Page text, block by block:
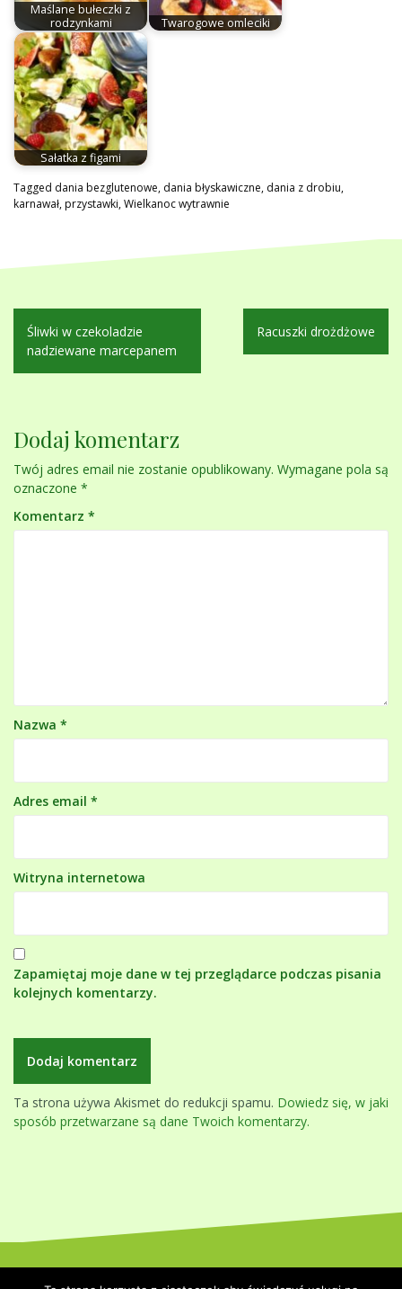
Maślane bułeczki z
rodzynkami
Twarogowe omleciki
Sałatka z figami
Tagged dania bezglutenowe, dania błyskawiczne, dania z drobiu,
karnawał,przystawki,Wielkanoc wytrawnie
Nawigacja
wpisu
Śliwki w czekoladzie
nadziewane marcepanem
Racuszki drożdżowe
Dodaj komentarz
Twój adres email nie zostanie opublikowany. Wymagane pola są
oznaczone *
Komentarz *
Nazwa *
Adres email *
Witryna internetowa
Zapamiętaj moje dane w tej przeglądarce podczas pisania
kolejnych komentarzy.
Ta strona używa Akismet do redukcji spamu. Dowiedz się, w jaki
sposób przetwarzane są dane Twoich komentarzy.